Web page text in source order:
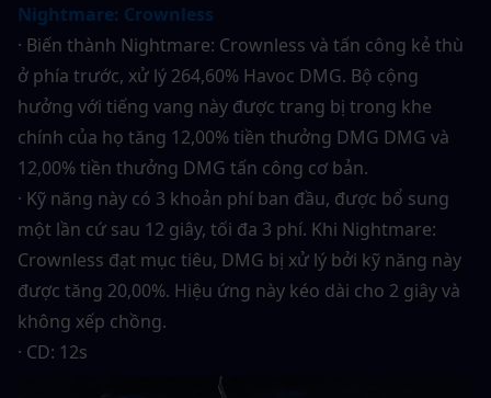
Nightmare: Crownless
· Biến thành Nightmare: Crownless và tấn công kẻ thù
ở phía trước, xử lý 264,60% Havoc DMG. Bộ cộng
hưởng với tiếng vang này được trang bị trong khe
chính của họ tăng 12,00% tiền thưởng DMG DMG và
12,00% tiền thưởng DMG tấn công cơ bản.
· Kỹ năng này có 3 khoản phí ban đầu, được bổ sung
một lần cứ sau 12 giây, tối đa 3 phí. Khi Nightmare:
Crownless đạt mục tiêu, DMG bị xử lý bởi kỹ năng này
được tăng 20,00%. Hiệu ứng này kéo dài cho 2 giây và
không xếp chồng.
· CD: 12s